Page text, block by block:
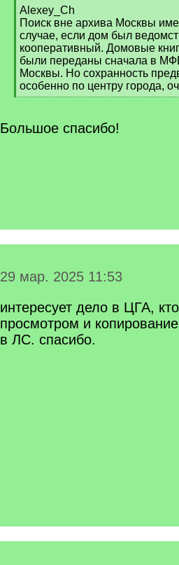
[
q
]
Alexey_Ch
Поиск вне архива Москвы
случае, если дом был
кооперативный. Домовые
были переданы сначала в
Москвы. Но сохранность
особенно по центру города,
[
q
Большое спасибо!
29 мар. 2025 11:53
интересует дело в ЦГА,
просмотром и
в ЛС. спасибо.